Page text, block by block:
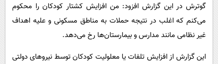
گوترش در این گزارش افزود: من افزایش کشتار کودکان را محکوم
می‌کنم که اغلب در نتیجه حملات به مناطق مسکونی و علیه اهداف
غیر نظامی مانند مدارس و بیمارستان‌ها رخ می‌دهد.
این گزارش از افزایش تلفات یا معلولیت کودکان توسط نیروهای دولتی